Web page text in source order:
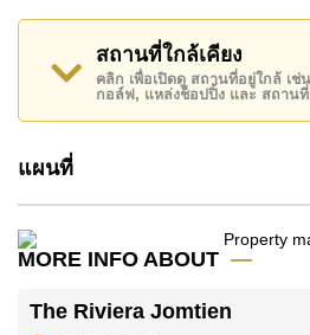
ภาคพัทยา, อันเดอร์วอเตอร์ เวิลด์
ฟีนิกซ์ โกลด์ , รพ.กรุงเทพจอมเทีย
อสังหาริมทรัพย์นี้มีไว้สำหรับขาย
บาท คิดเป็น ฿ 137,143 บาทต่อต
เช่าในราคา ฿ 25,000 บาท
มัดจำ 2 เดือน ก่อนเข้าอยู่อาศัย
ไทย โดยมี ค่าโอนคนละครึ่ง
สถานที่ใกล้เคียง
คลิก เพื่อเปิดดู สถานที่อยู่ใกล้ เช่
กอล์ฟ, แหล่งช็อปปิ้ง และ สถาน
แผนที่
MORE INFO ABOUT
The Riviera Jomtien